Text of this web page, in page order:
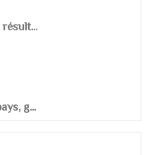
g...